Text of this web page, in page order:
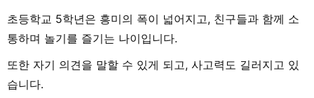
뒤, 싱가포르의 국제학교에서 음악 교사로 부임. 음악 교육뿐만 아니라
일본 문화와 전승 놀이, 레크리에이션 등을 전하는 활동도 하며 많은 아
이들과 교류해 왔습니다. 그 후 쇼가쿠칸에서 프리랜서 라이터, 기획, 편
집 일을 통해 즐거운 어른들과의 만남을 거치며 전달하는 것의 즐거움을
웃풋을 소중히 하며 음악과 아이들과 관련된 분야를 중심으로 실천에 도
움이 되는 정보를 전해드립니다. 취미는 악기, 노래, 수공예, 장난감, 그림
초등학교 5학년은 흥미의 폭이 넓어지고, 친구들과 함께 소
통하며 놀기를 즐기는 나이입니다.
또한 자기 의견을 말할 수 있게 되고, 사고력도 길러지고 있
습니다.